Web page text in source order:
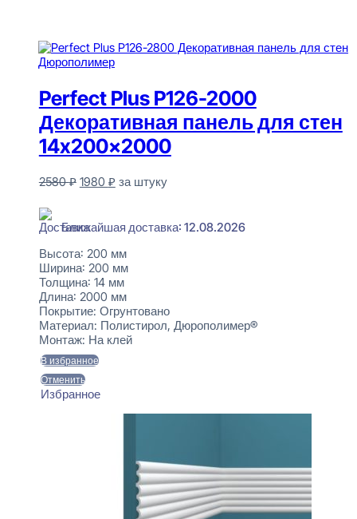
Perfect Plus P126-2000
Декоративная панель для стен
14x200x2000
2580₽ Первоначальная
2580 ₽.
1980 ₽Текущая
за штуку
Ближайшая доставка: 12.08.2026
Высота: 200 мм
Ширина: 200 мм
Толщина: 14 мм
Длина: 2000 мм
Покрытие: Огрунтовано
Материал: Полистирол, Дюрополимер®
Монтаж: На клей
В избранное
Отменить
Избранное